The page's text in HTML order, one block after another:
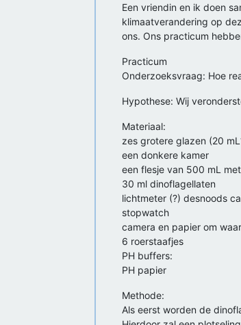
Een vriendin en ik doen
klimaatverandering op
ons. Ons practicum
Practicum
Onderzoeksvraag: Hoe
Hypothese: Wij
Materiaal:
zes grotere glazen (20
een donkere kamer
een flesje van 500 mL
30 ml dinoflagellaten
lichtmeter (?) desnoods
stopwatch
camera en papier om
6 roerstaafjes
PH buffers:
PH papier
Methode:
Als eerst worden de